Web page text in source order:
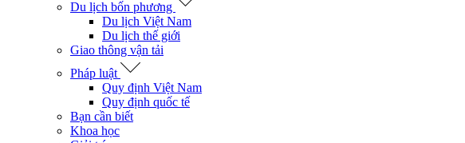
Du lịch bốn phương
Du lịch Việt Nam
Du lịch thế giới
Giao thông vận tải
Pháp luật
Quy định Việt Nam
Quy định quốc tế
Bạn cần biết
Khoa học